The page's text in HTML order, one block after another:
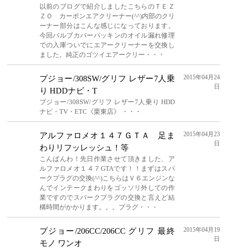
以前のブログで紹介しましたこちらのＴＥＺ
ＺＯ カーボンエアクリーナー(^^)内部のクリ
ーナー部分はこんな感じになっております。
今回バルブカバーパッキンのオイル漏れ修理
での入庫ついでにエアークリーナーを交換し
ました。純正のゴツイエアークリー・・・
プジョー/308SW/グリフ レザー7人乗
り HDDナビ・T
プジョー/308SW/グリフ レザー7人乗り HDD
ナビ・TV・ETC《栗東店》 ・・・
2015年04月24
日
アルファロメオ１４７ＧＴＡ 足ま
わりリフッレッシュ！等
こんばんわ！先日作業させて頂きました、ア
ルファロメオ１４７GTAです！！まずはスパ
ークプラグの交換(^^)こちらはＶ６エンジンな
んでインテークまわりをゴッソリ外しての作
業ですのでスパークプラグの交換と言えど結
構時間がかかります。。。プラグ・・・
2015年04月23
日
プジョー/206CC/206CC グリフ 最終
モノ ワンオ
2015年04月19
日